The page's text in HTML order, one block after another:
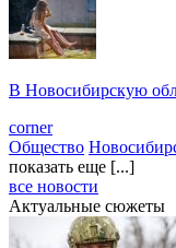
В Новосибирскую
corner
Общество
показать еще [...]
все новости
Актуальные сюжеты